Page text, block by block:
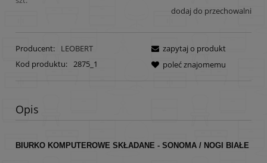
dodaj do przechowalni
Producent:
LEOBERT
Kod produktu: 2875_1
zapytaj o produkt
poleć znajomemu
Opis
BIURKO KOMPUTEROWE SKŁADANE - SONOMA / NOGI BIAŁE